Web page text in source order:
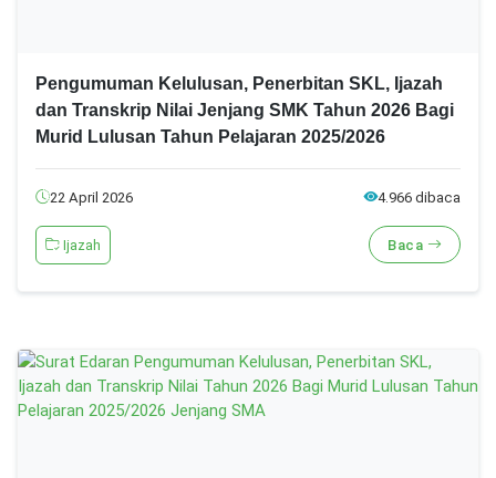
Pengumuman Kelulusan, Penerbitan SKL, Ijazah
dan Transkrip Nilai Jenjang SMK Tahun 2026 Bagi
Murid Lulusan Tahun Pelajaran 2025/2026
22 April 2026 4.966 dibaca
Ijazah Baca